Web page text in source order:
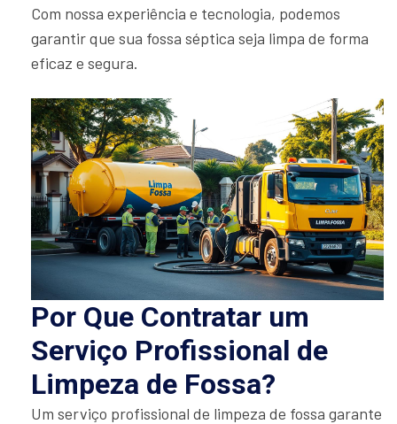
Com nossa experiência e tecnologia, podemos
garantir que sua fossa séptica seja limpa de forma
eficaz e segura.
Por Que Contratar um
Serviço Profissional de
Limpeza de Fossa?
Um serviço profissional de limpeza de fossa garante